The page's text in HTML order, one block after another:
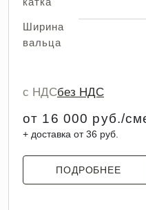
Ширина
вальца
с НДСбез НДС
от 16 000 руб./
+ доставка от 36 руб.
ПОДРОБНЕЕ